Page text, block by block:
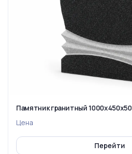
Памятник гранитный 1000x450x50
Цена
Перейти